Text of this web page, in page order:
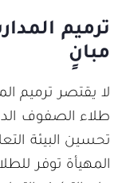
ترميم
مبانٍ
لا يقتصر ترميم
طلاء الصفوف
تحسين البيئة
المهيأة توفر